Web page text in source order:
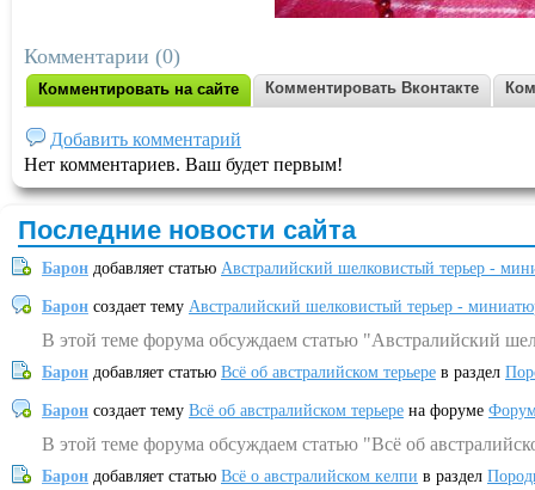
Комментарии (0)
Комментировать на сайте Комментировать Вконтакте
Добавить комментарий
Нет комментариев. Ваш будет первым!
Последние новости сайта
Барон добавляет статью Австралийский шелковистый терьер -
Барон создает тему Австралийский шелковистый терьер -
В этой теме форума обсуждаем статью "Австралийский
Барон добавляет статью Всё об австралийском терьере в раздел
Барон создает тему Всё об австралийском терьере на форуме
В этой теме форума обсуждаем статью "Всё об
Барон добавляет статью Всё о австралийском келпи в раздел